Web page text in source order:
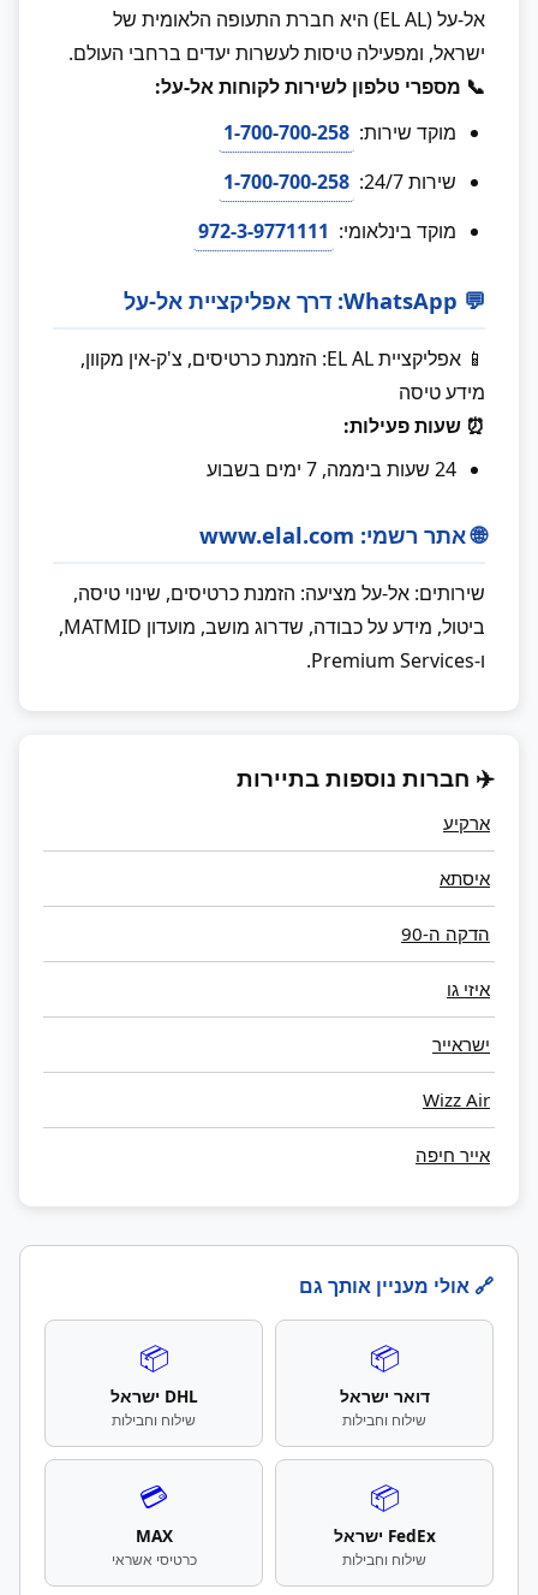
אל-על (EL AL) היא חברת התעופה הלאומית של
ישראל, ומפעילה טיסות לעשרות יעדים ברחבי העולם.
📞 מספרי טלפון לשירות לקוחות אל-על:
מוקד שירות: 1-700-700-258
שירות 24/7:
1-700-700-258
מוקד בינלאומי: 972-3-9771111
💬 WhatsApp: דרך אפליקציית אל-על
📱 אפליקציית EL AL: הזמנת כרטיסים, צ'ק-אין מקוון,
מידע טיסה
⏰ שעות פעילות:
24 שעות ביממה, 7 ימים בשבוע
🌐 אתר רשמי: www.elal.com
שירותים: אל-על מציעה: הזמנת כרטיסים, שינוי טיסה,
ביטול, מידע על כבודה, שדרוג מושב, מועדון MATMID,
ו-Premium Services.
✈️ חברות נוספות בתיירות
ארקיע
איסתא
הדקה ה-90
איזי גו
ישראייר
Wizz Air
אייר חיפה
🔗 אולי מעניין אותך גם
📦
דואר ישראל
שילוח וחבילות
📦
DHL ישראל
שילוח וחבילות
📦
FedEx ישראל
שילוח וחבילות
💳
MAX
כרטיסי אשראי